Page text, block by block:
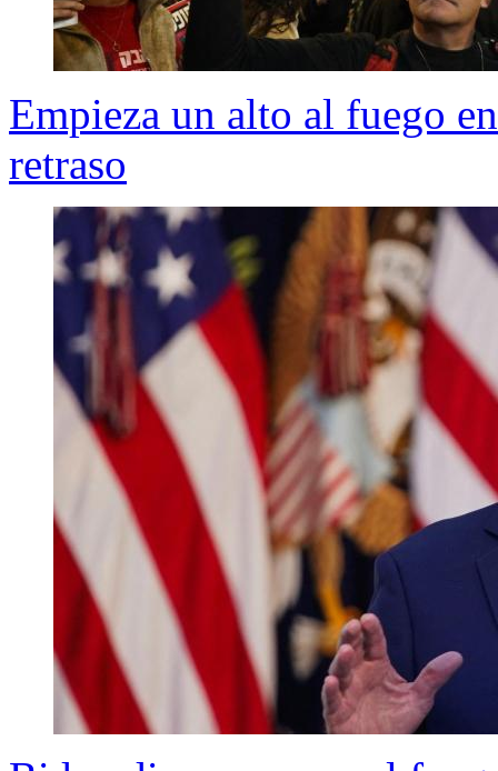
Empieza un alto al fuego
retraso